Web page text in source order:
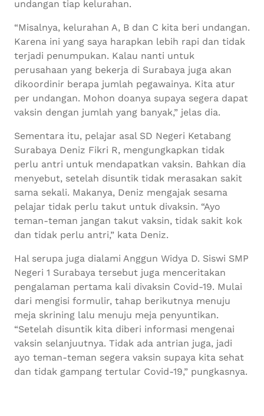
undangan tiap kelurahan.
“Misalnya, kelurahan A, B dan C kita beri undangan.
Karena ini yang saya harapkan lebih rapi dan tidak
terjadi penumpukan. Kalau nanti untuk
perusahaan yang bekerja di Surabaya juga akan
dikoordinir berapa jumlah pegawainya. Kita atur
per undangan. Mohon doanya supaya segera dapat
vaksin dengan jumlah yang banyak,” jelas dia.
Sementara itu, pelajar asal SD Negeri Ketabang
Surabaya Deniz Fikri R, mengungkapkan tidak
perlu antri untuk mendapatkan vaksin. Bahkan dia
menyebut, setelah disuntik tidak merasakan sakit
sama sekali. Makanya, Deniz mengajak sesama
pelajar tidak perlu takut untuk divaksin. “Ayo
teman-teman jangan takut vaksin, tidak sakit kok
dan tidak perlu antri,” kata Deniz.
Hal serupa juga dialami Anggun Widya D. Siswi SMP
Negeri 1 Surabaya tersebut juga menceritakan
pengalaman pertama kali divaksin Covid-19. Mulai
dari mengisi formulir, tahap berikutnya menuju
meja skrining lalu menuju meja penyuntikan.
“Setelah disuntik kita diberi informasi mengenai
vaksin selanjuutnya. Tidak ada antrian juga, jadi
ayo teman-teman segera vaksin supaya kita sehat
dan tidak gampang tertular Covid-19,” pungkasnya.